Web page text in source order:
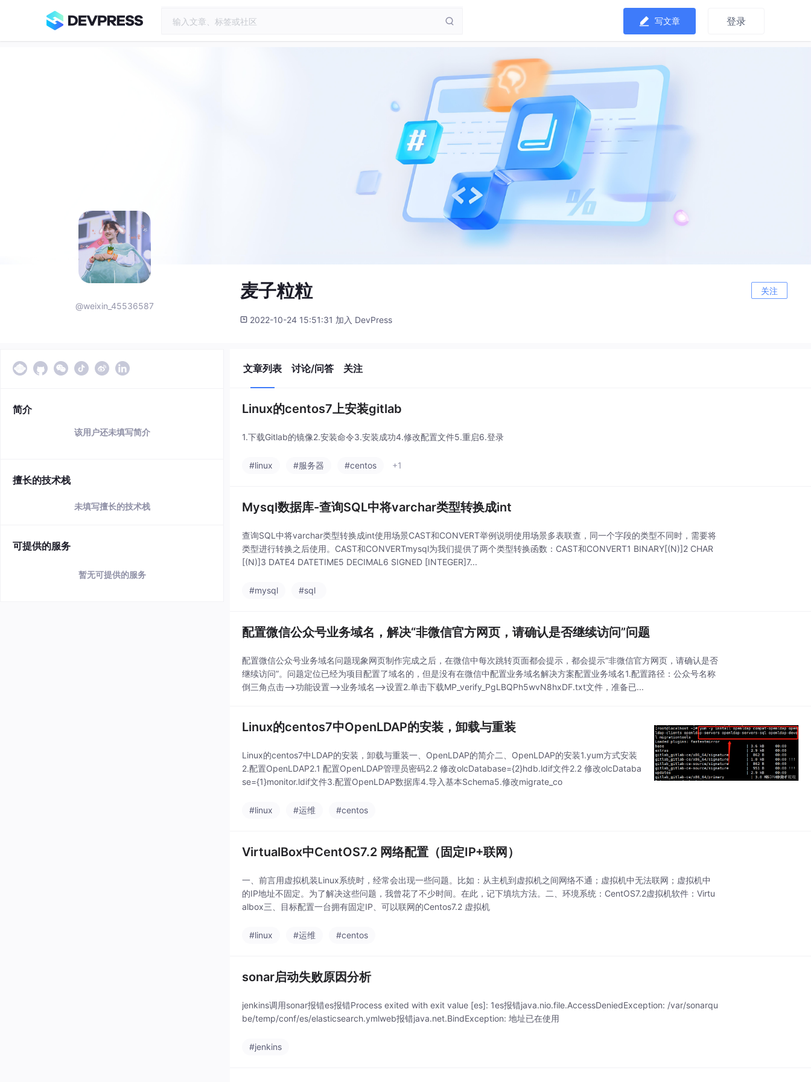
写文章 登录
@weixin_45536587
麦子粒粒 关注
2022-10-24 15:51:31 加入 DevPress
简介
该用户还未填写简介
擅长的技术栈
未填写擅长的技术栈
可提供的服务
暂无可提供的服务
文章列表 讨论/问答 关注
Linux的centos7上安装gitlab
1.下载Gitlab的镜像2.安装命令3.安装成功4.修改配置文件5.重启6.登录
#linux #服务器 #centos +1
Mysql数据库-查询SQL中将varchar类型转换成int
查询SQL中将varchar类型转换成int使用场景CAST和CONVERT举例说明使用场景多表联查，同一个字段的类型不同时，需要将
类型进行转换之后使用。CAST和CONVERTmysql为我们提供了两个类型转换函数：CAST和CONVERT1 BINARY[(N)]2 CHAR
[(N)]3 DATE4 DATETIME5 DECIMAL6 SIGNED [INTEGER]7...
#mysql #sql
配置微信公众号业务域名，解决“非微信官方网页，请确认是否继续访问”问题
配置微信公众号业务域名问题现象网页制作完成之后，在微信中每次跳转页面都会提示，都会提示“非微信官方网页，请确认是否
继续访问”。问题定位已经为项目配置了域名的，但是没有在微信中配置业务域名解决方案配置业务域名1.配置路径：公众号名称
倒三角点击——>功能设置——>业务域名——>设置2.单击下载MP_verify_PgLBQPh5wvN8hxDF.txt文件，准备已...
Linux的centos7中OpenLDAP的安装，卸载与重装
Linux的centos7中LDAP的安装，卸载与重装一、OpenLDAP的简介二、OpenLDAP的安装1.yum方式安装
2.配置OpenLDAP2.1 配置OpenLDAP管理员密码2.2 修改olcDatabase={2}hdb.ldif文件2.2 修改olcDataba
se={1}monitor.ldif文件3.配置OpenLDAP数据库4.导入基本Schema5.修改migrate_co
#linux #运维 #centos
VirtualBox中CentOS7.2 网络配置（固定IP+联网）
一、前言用虚拟机装Linux系统时，经常会出现一些问题。比如：从主机到虚拟机之间网络不通；虚拟机中无法联网；虚拟机中
的IP地址不固定。为了解决这些问题，我曾花了不少时间。在此，记下填坑方法。二、环境系统：CentOS7.2虚拟机软件：Virtu
albox三、目标配置一台拥有固定IP、可以联网的Centos7.2 虚拟机
#linux #运维 #centos
sonar启动失败原因分析
jenkins调用sonar报错es报错Process exited with exit value [es]: 1es报错java.nio.file.AccessDeniedException: /var/sonarqu
be/temp/conf/es/elasticsearch.ymlweb报错java.net.BindException: 地址已在使用
#jenkins